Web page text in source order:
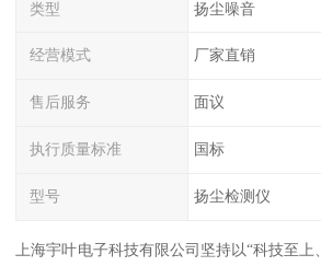
类型 扬尘噪音
经营模式 厂家直销
售后服务 面议
执行质量标准 国标
型号 扬尘检测仪
上海宇叶电子科技有限公司坚持以“科技至